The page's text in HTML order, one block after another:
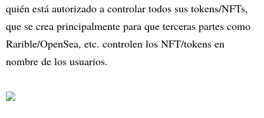
quién está autorizado a controlar todos sus tokens/NFTs,
que se crea principalmente para que terceras partes como
Rarible/OpenSea, etc. controlen los NFT/tokens en
nombre de los usuarios.